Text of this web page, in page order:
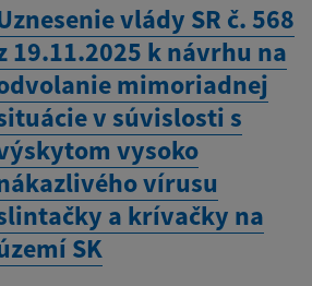
vlády SR č. 568
19.11.2025 k návrhu na
mimoriadnej
v súvislosti s
vysoko
vírusu
a krívačky na
SK